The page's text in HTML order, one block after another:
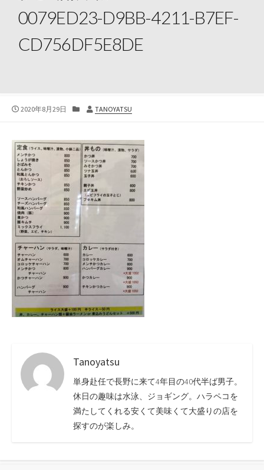
0079ED23-D9BB-4211-B7EF-
CD756DF5E8DE
公
2020年8月29日
カ
リ
ー
投
TANOYATSU
Tanoyatsu
単身赴任で長野に来て4年目の40代半ば男子。
休日の趣味は水泳、ジョギング。ハラペコを
満たしてくれる安くて美味くて大盛りの店を
探すのが楽しみ。